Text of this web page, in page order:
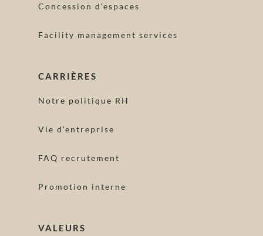
Concession d’espaces
Facility management services
CARRIÈRES
Notre politique RH
Vie d'entreprise
FAQ recrutement
Promotion interne
VALEURS